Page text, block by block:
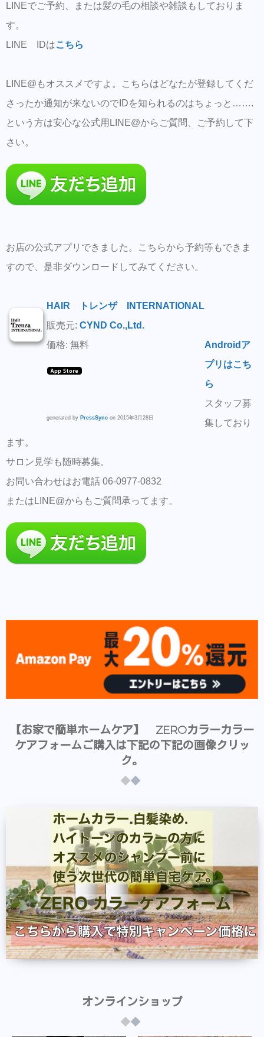
LINEでご予約、または髪の毛の相談や雑談もしておりま
す。
LINE IDはこちら
LINE@もオススメですよ。こちらはどなたが登録してくだ
さったか通知が来ないのでIDを知られるのはちょっと…….
という方は安心な公式用LINE@からご質問、ご予約して下
さい。
お店の公式アプリできました。こちらから予約等もできま
すので、是非ダウンロードしてみてください。
HAIR トレンザ INTERNATIONAL
販売元: CYND Co.,Ltd.
価格: 無料
generated by PressSync on 2015年3月28日
Androidア
プリはこち
ら
スタッフ募
集しており
ます。
サロン見学も随時募集。
お問い合わせはお電話 06-0977-0832
またはLINE@からもご質問承ってます。
【お家で簡単ホームケア】 ZEROカラーカラー
ケアフォームご購入は下記の下記の画像クリッ
ク。
オンラインショップ